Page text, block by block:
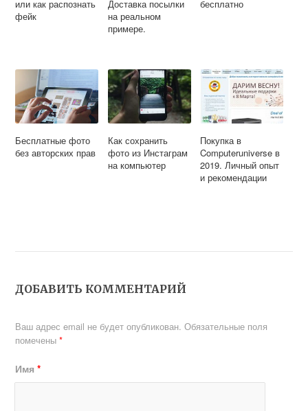
или как распознать
фейк
Доставка посылки
на реальном
примере.
бесплатно
Бесплатные фото
без авторских прав
Как сохранить
фото из Инстаграм
на компьютер
Покупка в
Computeruniverse в
2019. Личный опыт
и рекомендации
ДОБАВИТЬ КОММЕНТАРИЙ
Ваш адрес email не будет опубликован. Обязательные поля
помечены*
Имя*